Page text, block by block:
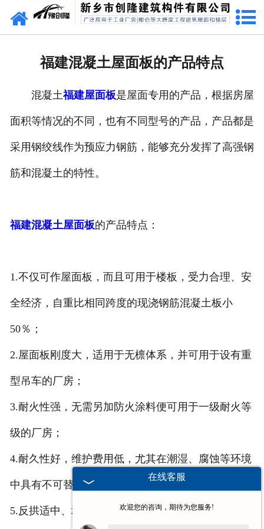
网站首页
福建混凝土屋面板的产品特点
混凝土福建屋面板是屋面专用的产品，根据房屋
面积等情况的不同，也有不同型号的产品，产品都是
采用钢绞线作为预应力钢筋，能够充分发挥了高强钢
筋和混凝土的特性。
福建混凝土屋面板的产品特点：
1.不仅可作屋面板，而且可用于楼板，受力合理、安
全经济，自重比相同跨度的现浇钢筋混凝土板小
50％；
2.屋面板刚度大，适用于无檩体系，并可用于设有重
型吊车的厂房；
3.耐火性强，无需另加防火涂料便可用于一级耐火等
级的厂房；
4.耐久性好，维护费用低，尤其在潮湿、腐蚀等环境
中具有不可替代的******性，使用寿命超过50年；
5.反拱适中、均匀，安装后相邻板之间高差小，美观
在线客服
欢迎您的咨询，期待为您服务!